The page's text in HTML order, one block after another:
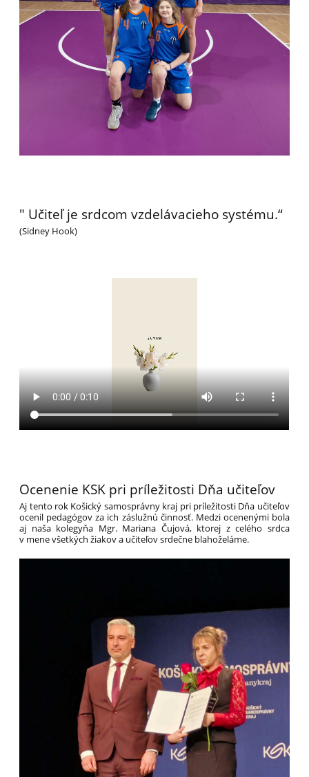
" Učiteľ je srdcom vzdelávacieho systému.“
(Sidney Hook)
Ocenenie KSK pri príležitosti Dňa učiteľov
Aj tento rok Košický samosprávny kraj pri príležitosti Dňa učiteľov
ocenil pedagógov za ich záslužnú činnosť. Medzi ocenenými bola
aj naša kolegyňa Mgr. Mariana Čujová, ktorej z celého srdca
v mene všetkých žiakov a učiteľov srdečne blahoželáme.